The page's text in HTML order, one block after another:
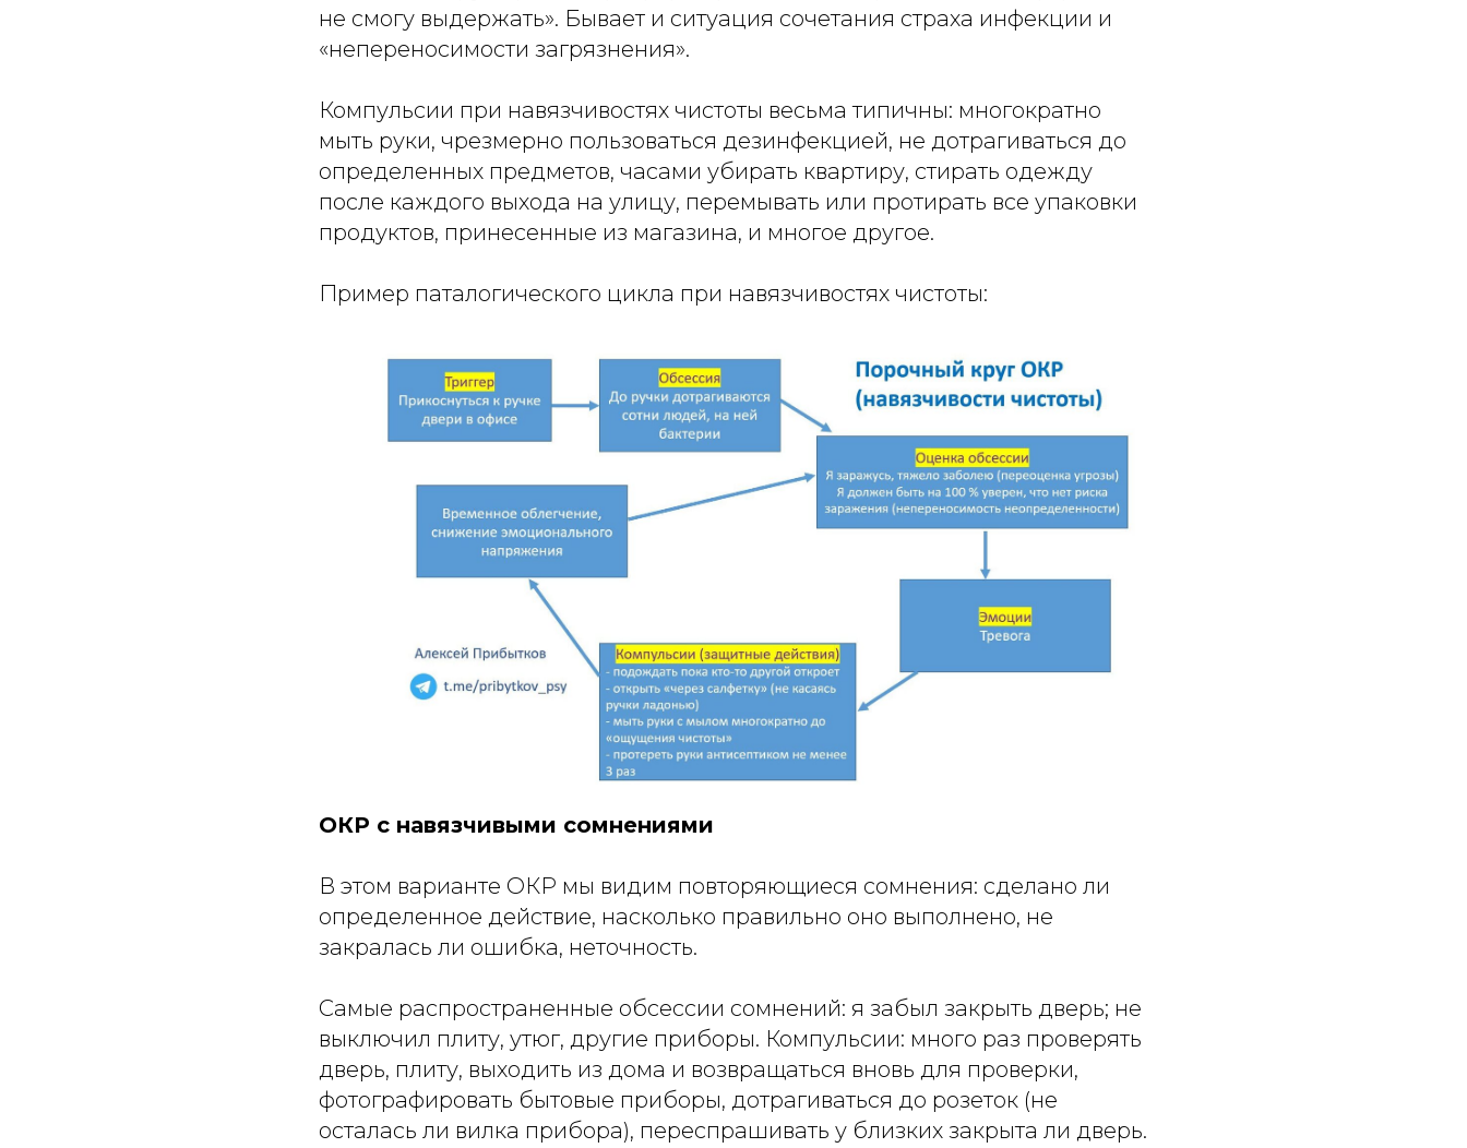
не смогу выдержать». Бывает и ситуация сочетания страха инфекции и
«непереносимости загрязнения».
Компульсии при навязчивостях чистоты весьма типичны: многократно
мыть руки, чрезмерно пользоваться дезинфекцией, не дотрагиваться до
определенных предметов, часами убирать квартиру, стирать одежду
после каждого выхода на улицу, перемывать или протирать все упаковки
продуктов, принесенные из магазина, и многое другое.
Пример паталогического цикла при навязчивостях чистоты:
ОКР с навязчивыми сомнениями
В этом варианте ОКР мы видим повторяющиеся сомнения: сделано ли
определенное действие, насколько правильно оно выполнено, не
закралась ли ошибка, неточность.
Самые распространенные обсессии сомнений: я забыл закрыть дверь; не
выключил плиту, утюг, другие приборы. Компульсии: много раз проверять
дверь, плиту, выходить из дома и возвращаться вновь для проверки,
фотографировать бытовые приборы, дотрагиваться до розеток (не
осталась ли вилка прибора), переспрашивать у близких закрыта ли дверь.